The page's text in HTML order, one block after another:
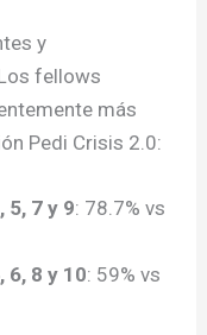
y
fellows
más
Pedi Crisis 2.0:
5, 7 y 9: 78.7% vs
6, 8 y 10: 59% vs